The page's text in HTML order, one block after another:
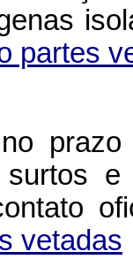
partes
vetadas